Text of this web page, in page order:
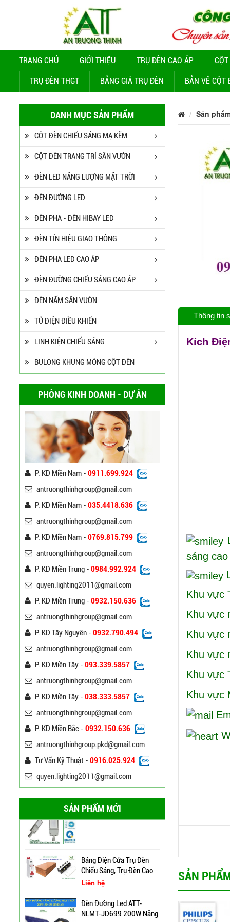
TRANG CHỦ GIỚI THIỆU TRỤ ĐÈN CAO ÁP
TRỤ ĐÈN THGT BẢNG GIÁ TRỤ ĐÈN BẢN VẼ CỘT
DANH MỤC SẢN PHẨM
CỘT ĐÈN CHIẾU SÁNG MẠ KẼM
CỘT ĐÈN TRANG TRÍ SÂN VƯỜN
ĐÈN LED NĂNG LƯỢNG MẶT TRỜI
ĐÈN ĐƯỜNG LED
ĐÈN PHA - ĐÈN HIBAY LED
ĐÈN TÍN HIỆU GIAO THÔNG
ĐÈN PHA LED CAO ÁP
ĐÈN ĐƯỜNG CHIẾU SÁNG CAO ÁP
ĐÈN NẤM SÂN VƯỜN
TỦ ĐIỆN ĐIỀU KHIỂN
LINH KIỆN CHIẾU SÁNG
BULONG KHUNG MÓNG CỘT ĐÈN
PHÒNG KINH DOANH - DỰ ÁN
P. KD Miền Nam - 0911.699.924
antruongthinhgroup@gmail.com
P. KD Miền Nam - 035.4418.636
antruongthinhgroup@gmail.com
P. KD Miền Nam - 0769.815.799
antruongthinhgroup@gmail.com
P. KD Miền Trung - 0984.992.924
quyen.lighting2011@gmail.com
P. KD Miền Trung - 0932.150.636
antruongthinhgroup@gmail.com
P. KD Tây Nguyên - 0932.790.494
antruongthinhgroup@gmail.com
P. KD Miền Tây - 093.339.5857
antruongthinhgroup@gmail.com
P. KD Miền Tây - 038.333.5857
antruongthinhgroup@gmail.com
P. KD Miền Bắc - 0932.150.636
antruongthinhgroup.pkd@gmail.com
Tư Vấn Kỹ Thuật - 0916.025.924
quyen.lighting2011@gmail.com
SẢN PHẨM MỚI
Cột Đèn Cao Áp Tròn Côn
Cần Đơn Kiểu Đẹp
Liên hệ
Trụ Đèn Chiếu Sáng Cao
Áp Tròn Côn Cần Đôi Kiểu
K212
Liên hệ
Đèn Đường Led Cao Áp
120W ATT
Liên hệ
Đèn Đường Led Chiếu
Sáng 100W 150W Philips
Đèn Led Đường Phố OEM
100w 120w 150w
Liên hệ
Bảng Điện Cửa Trụ Đèn
Chiếu Sáng, Trụ Đèn Cao
Áp
Liên hệ
Đèn Đường Led ATT-
NLMT-JD699 200W Năng
Cột Đèn Cao Áp Chiếu
Sáng Đường Phố Tại Lạng
Sơn
Vàng Năng Lượng Mặt
Trời Tại Bình Định
Sản
Thông tin
Kích
sáng
Khu vực
Khu
Khu
Khu
Khu
Khu
SẢN